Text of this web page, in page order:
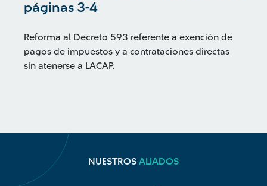
páginas 3-4
Reforma al Decreto 593 referente a exención de
pagos de impuestos y a contrataciones directas
sin atenerse a LACAP.
NUESTROS ALIADOS